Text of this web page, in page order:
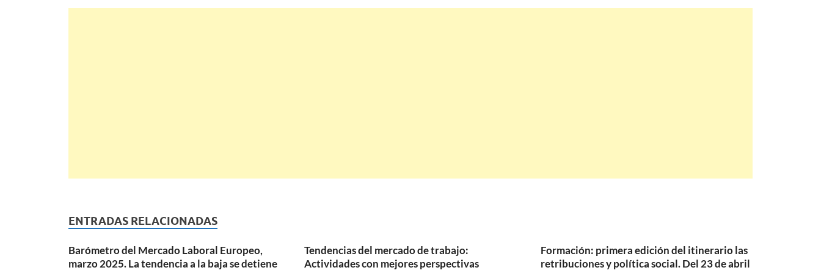
ENTRADAS RELACIONADAS
Barómetro del Mercado Laboral Europeo,
marzo 2025. La tendencia a la baja se detiene
Tendencias del mercado de trabajo:
Actividades con mejores perspectivas
Formación: primera edición del itinerario las
retribuciones y política social. Del 23 de abril